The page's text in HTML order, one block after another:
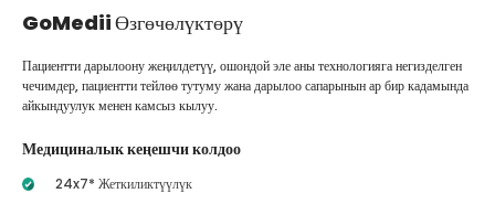
GoMediiӨзгөчөлүктөрү
Пациентти дарылоону жеңилдетүү, ошондой эле аны технологияга негизделген
чечимдер, пациентти тейлөө тутуму жана дарылоо сапарынын ар бир кадамында
айкындуулук менен камсыз кылуу.
Медициналык кеңешчи колдоо
24x7* Жеткиликтүүлүк